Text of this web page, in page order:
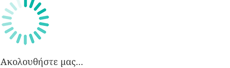
Ακολουθήστε μας...